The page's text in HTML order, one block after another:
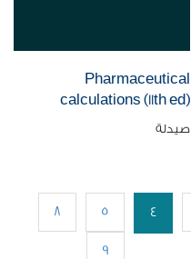
Pharmaceutical
calculations (11th ed)
صيدلة
4
5
8
9